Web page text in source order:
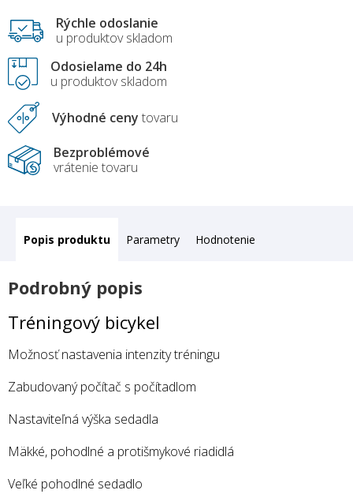
Rýchle odoslanie
u produktov skladom
Odosielame do 24h
u produktov skladom
Výhodné ceny tovaru
Bezproblémové
vrátenie tovaru
Popis Parametry Hodnotenie
Podrobný popis
Tréningový bicykel
Možnosť nastavenia intenzity tréningu
Zabudovaný počítač s počítadlom
Nastaviteľná výška sedadla
Mäkké, pohodlné a protišmykové riadidlá
Veľké pohodlné sedadlo